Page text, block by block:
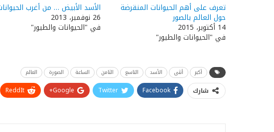
تعرف على أهم الحيوانات المنقرضة
حول العالم بالصور
14 أكتوبر، 2015
في "الحيوانات والطيور"
الأسد الأبيض … من أغرب
26 نوفمبر، 2013
في "الحيوانات والطيور"
أكبر أنثى الأسد التاسع الثامن الساعة الصورة العالم
شارك Facebook
Twitter
Google+
ReddIt